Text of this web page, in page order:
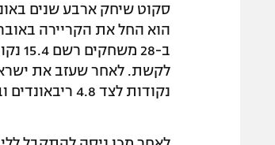
נקודות לצד 4.8 ריבאונדים ובעונת 2016/17 סיפק 14.8 נקודות, 5.4 ריבאונדים ו-2.8 אסיסטים.